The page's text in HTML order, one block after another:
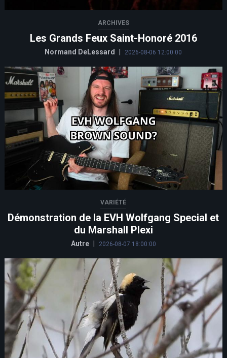
ARCHIVES
Les Grands Feux Saint-Honoré 2016
Normand DeLessard 2026-08-06 12:00:00
VARIÉTÉ
Démonstration de la EVH Wolfgang Special et
du Marshall Plexi
Autre 2026-08-07 18:00:00